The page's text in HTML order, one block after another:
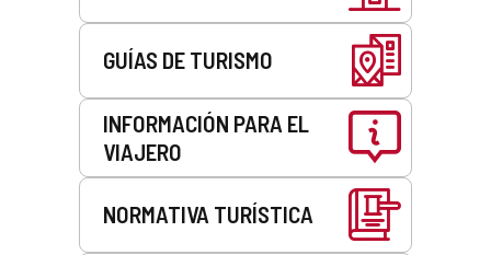
GUÍAS DE TURISMO
INFORMACIÓN PARA EL
VIAJERO
NORMATIVA TURÍSTICA